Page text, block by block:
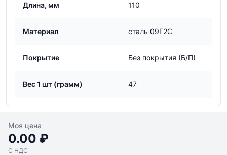
Длина, мм 110
Материал сталь 09Г2С
Покрытие Без покрытия (Б/П)
Вес 1 шт (грамм) 47
Моя цена
0.00 ₽
С НДС